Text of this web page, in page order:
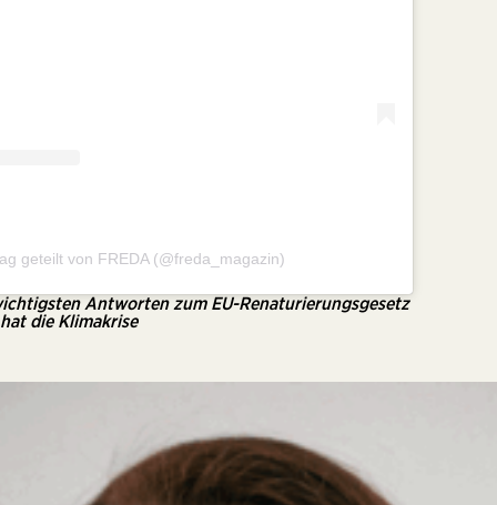
geteilt von FREDA (@freda_magazin)
Antworten zum EU-Renaturierungsgesetz
die Klimakrise